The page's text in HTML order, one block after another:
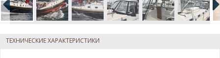
ТЕХНИЧЕСКИЕ ХАРАКТЕРИСТИКИ